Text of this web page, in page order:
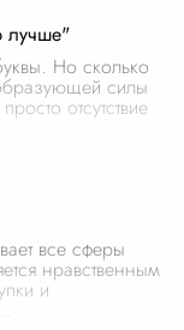
лучше"
Но сколько
силы
отсутствие
все сферы
нравственным
и